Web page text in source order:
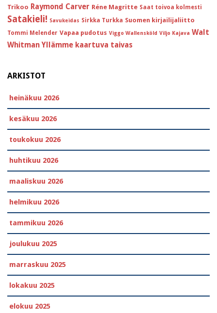
Trikoo Raymond Carver Réne Magritte Saat toivoa kolmesti
Satakieli! Savukeidas Sirkka Turkka Suomen kirjailijaliitto
Tommi Melender Vapaa pudotus Viggo Wallensköld Viljo Kajava Walt
Whitman Yllämme kaartuva taivas
ARKISTOT
heinäkuu 2026
kesäkuu 2026
toukokuu 2026
huhtikuu 2026
maaliskuu 2026
helmikuu 2026
tammikuu 2026
joulukuu 2025
marraskuu 2025
lokakuu 2025
elokuu 2025